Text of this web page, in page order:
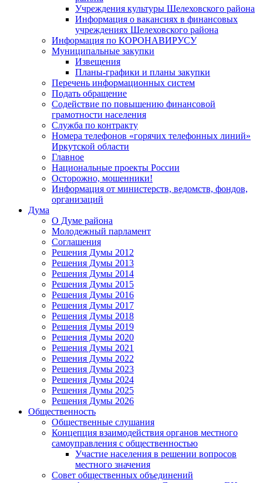
Учреждения культуры Шелеховского района
Информация о вакансиях в финансовых
учреждениях Шелеховского района
Информация по КОРОНАВИРУСУ
Муниципальные закупки
Извещения
Планы-графики и планы закупки
Перечень информационных систем
Подать обращение
Содействие по повышению финансовой
грамотности населения
Служба по контракту
Номера телефонов «горячих телефонных линий»
Иркутской области
Главное
Национальные проекты России
Осторожно, мошенники!
Информация от министерств, ведомств, фондов,
организаций
Дума
О Думе района
Молодежный парламент
Соглашения
Решения Думы 2012
Решения Думы 2013
Решения Думы 2014
Решения Думы 2015
Решения Думы 2016
Решения Думы 2017
Решения Думы 2018
Решения Думы 2019
Решения Думы 2020
Решения Думы 2021
Решения Думы 2022
Решения Думы 2023
Решения Думы 2024
Решения Думы 2025
Решения Думы 2026
Общественность
Общественные слушания
Концепция взаимодействия органов местного
самоуправления с общественностью
Участие населения в решении вопросов
местного значения
Совет общественных объединений